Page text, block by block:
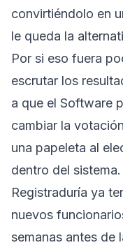
convirtiéndolo en
le queda la
Por si eso fuera
escrutar los
a que el Software
cambiar la
una papeleta al
dentro del
Registraduría ya
nuevos
semanas antes de